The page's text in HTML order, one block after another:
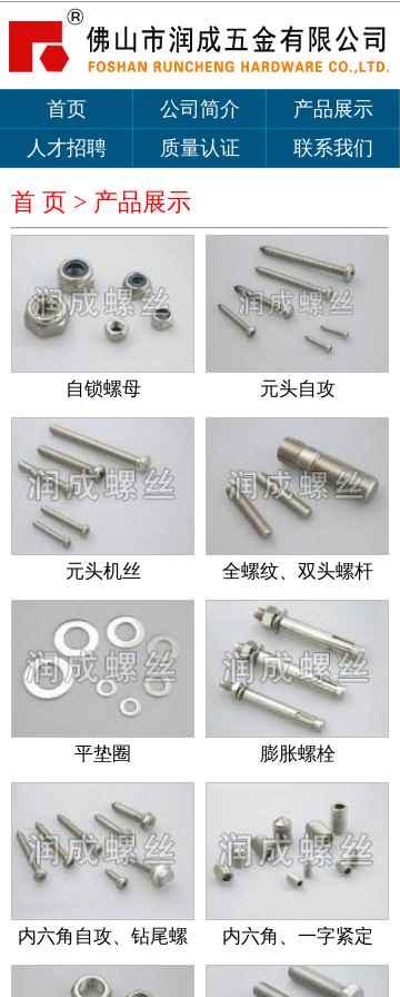
首页 公司简介
产品展示
人才招聘
质量认证 联系我们
首 页 > 产品展示
自锁螺母 元头自攻
元头机丝 全螺纹、双头螺杆
平垫圈 膨胀螺栓
内六角自攻、钻尾螺
丝
内六角、一字紧定